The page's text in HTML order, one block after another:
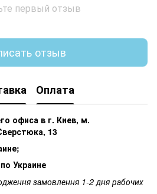
первый отзыв
отзыв
Оплата
офиса в г. Киев, м.
13
Украине
замовлення 1-2 дня рабочих